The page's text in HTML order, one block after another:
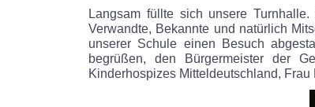
Langsam füllte sich unsere
Verwandte, Bekannte und natürlich
unserer Schule einen Besuch
begrüßen, den Bürgermeister der
Kinderhospizes Mitteldeutschland, Frau